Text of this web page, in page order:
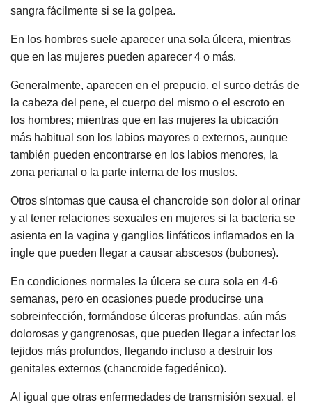
sangra fácilmente si se la golpea.
En los hombres suele aparecer una sola úlcera, mientras
que en las mujeres pueden aparecer 4 o más.
Generalmente, aparecen en el prepucio, el surco detrás de
la cabeza del pene, el cuerpo del mismo o el escroto en
los hombres; mientras que en las mujeres la ubicación
más habitual son los labios mayores o externos, aunque
también pueden encontrarse en los labios menores, la
zona perianal o la parte interna de los muslos.
Otros síntomas que causa el chancroide son dolor al orinar
y al tener relaciones sexuales en mujeres si la bacteria se
asienta en la vagina y ganglios linfáticos inflamados en la
ingle que pueden llegar a causar abscesos (bubones).
En condiciones normales la úlcera se cura sola en 4-6
semanas, pero en ocasiones puede producirse una
sobreinfección, formándose úlceras profundas, aún más
dolorosas y gangrenosas, que pueden llegar a infectar los
tejidos más profundos, llegando incluso a destruir los
genitales externos (chancroide fagedénico).
Al igual que otras enfermedades de transmisión sexual, el